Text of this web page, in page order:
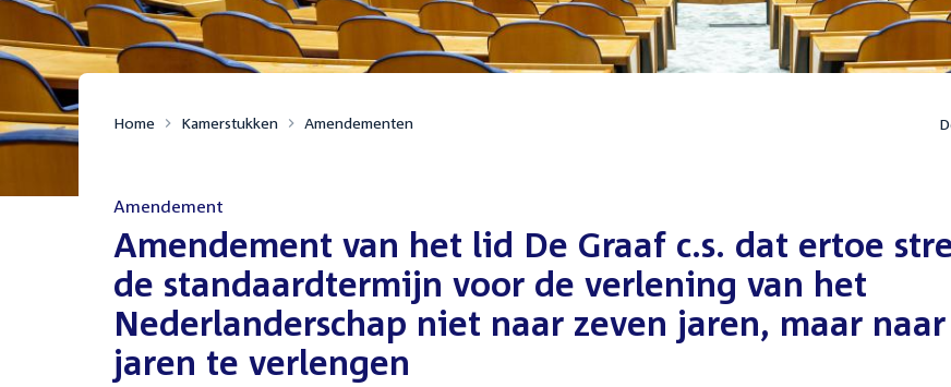
Home Kamerstukken Amendementen
Amendement
Amendement van het lid De Graaf c.s. dat ertoe
de standaardtermijn voor de verlening van het
Nederlanderschap niet naar zeven jaren, maar
jaren te verlengen